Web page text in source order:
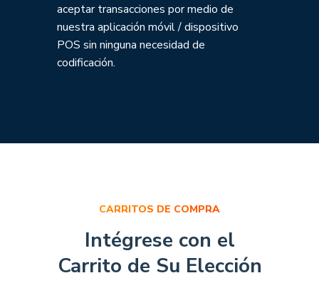
aceptar transacciones por medio de
nuestra aplicación móvil / dispositivo
POS sin ninguna necesidad de
codificación.
CARRITOS DE COMPRA
Intégrese con el
Carrito de Su Elección